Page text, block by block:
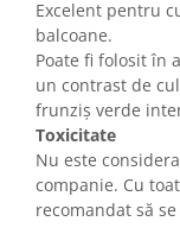
Excelent pentru
balcoane.
Poate fi folosit în
un contrast de
frunziș verde
Toxicitate
Nu este
companie. Cu
recomandat să